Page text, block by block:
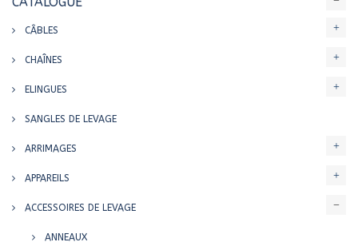
CÂBLES
CHAÎNES
ELINGUES
SANGLES DE LEVAGE
ARRIMAGES
APPAREILS
ACCESSOIRES DE LEVAGE
ANNEAUX